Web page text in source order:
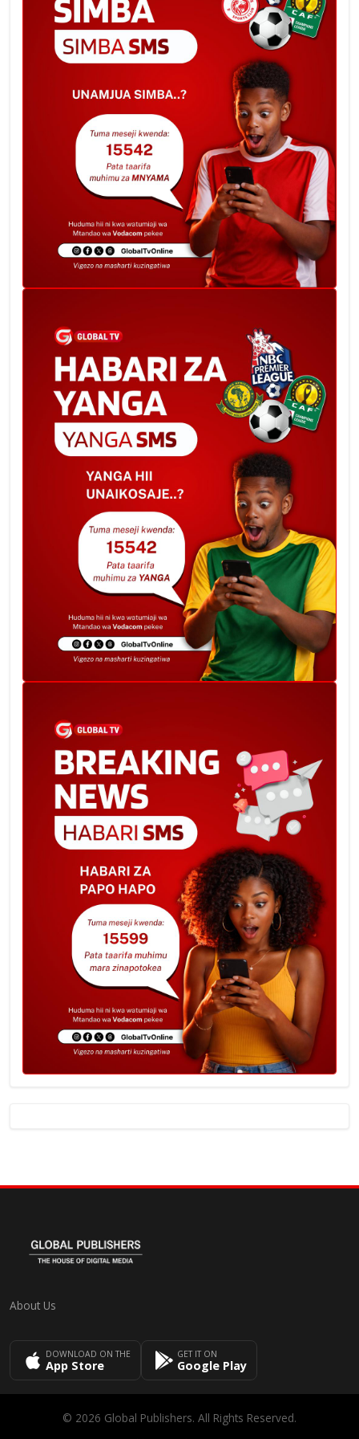
About Us
DOWNLOAD ON THE
App Store
GET IT ON
Google Play
© 2026 Global Publishers. All Rights Reserved.